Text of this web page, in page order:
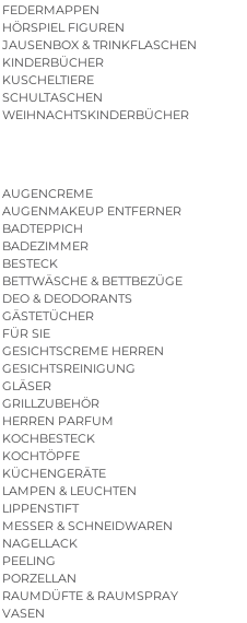
FEDERMAPPEN
HÖRSPIEL FIGUREN
JAUSENBOX & TRINKFLASCHEN
KINDERBÜCHER
KUSCHELTIERE
SCHULTASCHEN
WEIHNACHTSKINDERBÜCHER
AUGENCREME
AUGENMAKEUP ENTFERNER
BADTEPPICH
BADEZIMMER
BESTECK
BETTWÄSCHE & BETTBEZÜGE
DEO & DEODORANTS
GÄSTETÜCHER
FÜR SIE
GESICHTSCREME HERREN
GESICHTSREINIGUNG
GLÄSER
GRILLZUBEHÖR
HERREN PARFUM
KOCHBESTECK
KOCHTÖPFE
KÜCHENGERÄTE
LAMPEN & LEUCHTEN
LIPPENSTIFT
MESSER & SCHNEIDWAREN
NAGELLACK
PEELING
PORZELLAN
RAUMDÜFTE & RAUMSPRAY
VASEN